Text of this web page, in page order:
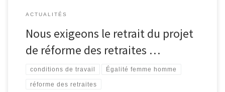
ACTUALITÉS
Nous exigeons le retrait du projet
de réforme des retraites …
conditions de travail Égalité femme homme
réforme des retraites